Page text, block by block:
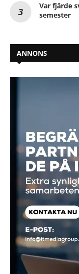
Var fjärde
semester
ANNONS